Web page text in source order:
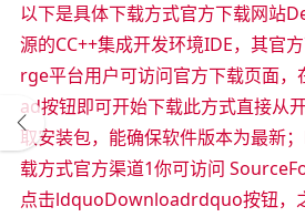
以下是具体下载方式官方下载网站
源的CC++集成开发环境IDE，其官
rge平台用户可访问官方下载页面
ad按钮即可开始下载此方式直接从
取安装包，能确保软件版本为最新
载方式官方渠道1你可访问
点击ldquoDownloadrdquo按钮，